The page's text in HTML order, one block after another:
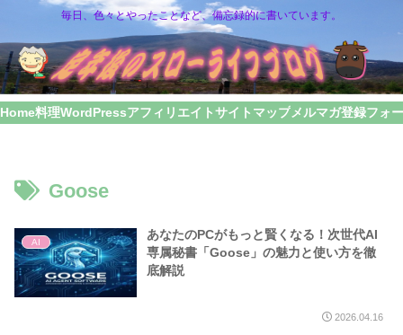
毎日、色々とやったことなど、備忘録的に書いています。
Home料理WordPressアフィリエイトサイトマップメルマガ登録フォ
Goose
AI
あなたのPCがもっと賢くなる！次世代AI
専属秘書「Goose」の魅力と使い方を徹
底解説
2026.04.16